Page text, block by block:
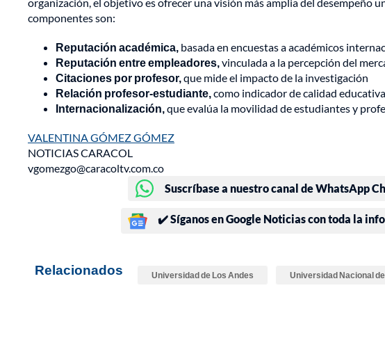
componentes son:
Reputación académica, basada en encuestas a académicos
Reputación entre empleadores,vinculada a la percepción del
Citaciones por profesor,que mide el impacto de la investigación
Relación profesor-estudiante,como indicador de calidad educativa
Internacionalización,que evalúa la movilidad de estudiantes y
VALENTINA GÓMEZ GÓMEZ
NOTICIAS CARACOL
vgomezgo@caracoltv.com.co
Suscríbase a nuestro canal de WhatsApp
✔️ Síganos en Google Noticias con toda la
Relacionados Universidad de Los Andes Universidad Nacional